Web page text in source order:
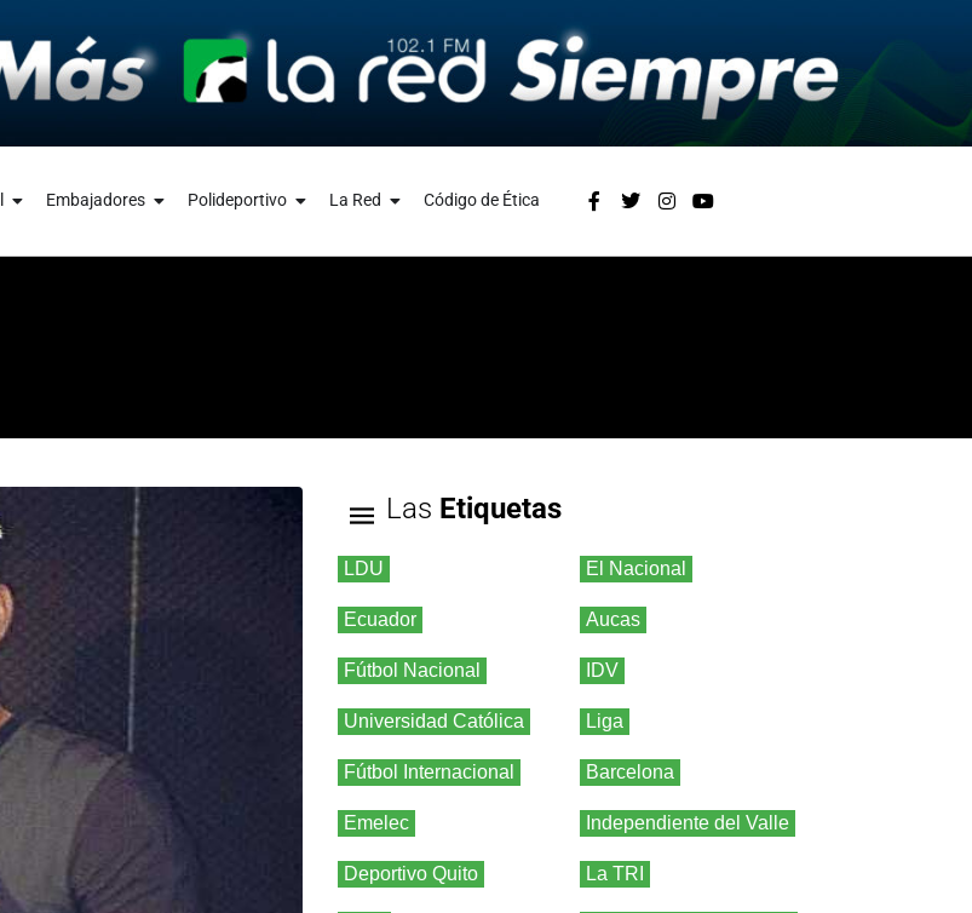
Embajadores Polideportivo La Red Código de Ética
Las Etiquetas
LDU El Nacional
Ecuador Aucas
Fútbol Nacional IDV
Universidad Católica Liga
Fútbol Internacional Barcelona
Emelec Independiente del Valle
Deportivo Quito La TRI